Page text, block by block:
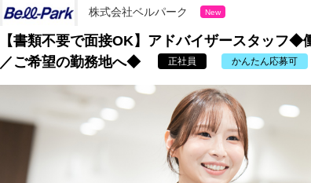
株式会社ベルパーク New
【書類不要で面接OK】アドバイザースタッフ
／ご希望の勤務地へ◆
正社員 かんたん応募可